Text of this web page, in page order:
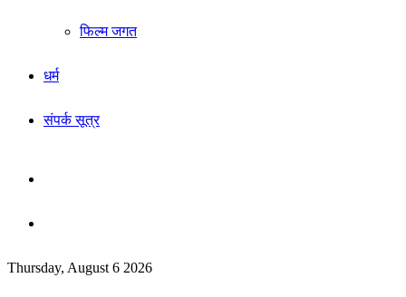
फिल्म जगत
धर्म
संपर्क सूत्र
for
Thursday, August 6 2026